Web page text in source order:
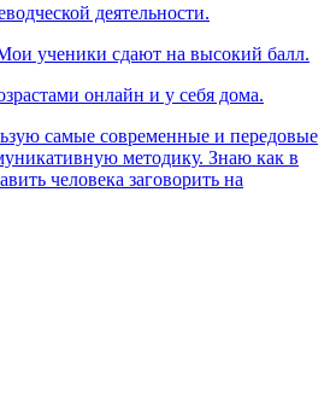
деятельности.
ученики сдают на высокий балл.
онлайн и у себя дома.
самые современные и передовые
методику. Знаю как в
человека заговорить на